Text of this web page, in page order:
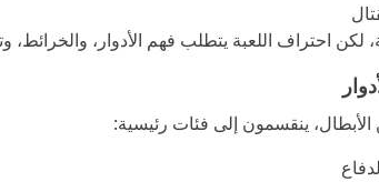
احتراف اللعبة يتطلب فهم الأدوار، والخرائط،
ينقسمون إلى فئات رئيسية: